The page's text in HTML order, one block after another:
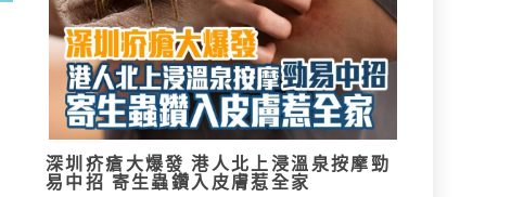
深圳疥瘡大爆發 港人北上浸溫泉按摩勁
易中招 寄生蟲鑽入皮膚惹全家